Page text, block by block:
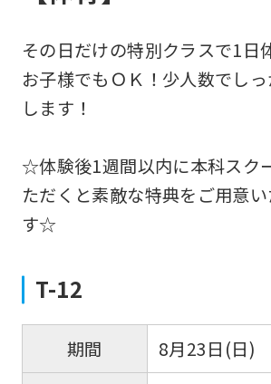
その日だけの特別クラスで1日
お子様でもＯＫ！少人数でし
します！
☆体験後1週間以内に本科スク
ただくと素敵な特典をご用意
す☆
T-12
期間
8月23日(日)